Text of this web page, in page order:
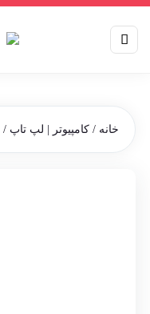
خانه / کامپیوتر | لپ تاپ /